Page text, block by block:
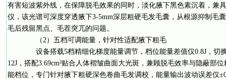
有害短波紫外线，在保障脱毛效果的同时，淡化腋下黑色素沉着，兼
仪，该光谱可深度穿透腋下3-5mm深层粗硬毛发毛囊，从根源抑制毛
毛后残留黑点、毛茬突兀的问题。
（2）五档可调能量，针对性适配腋下粗毛
设备搭载5档精细化梯度能量调节，档位能量差值仅0.8J，切
12J，搭配3.69cm²贴合人体褶皱曲面大光斑，兼顾脱毛效率与隐蔽部
能档位，专门针对腋下粗硬深色卷曲毛发调校，能量输出波动误差仅